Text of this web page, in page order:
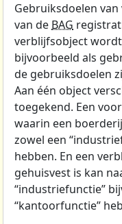
Gebruiksdoelen
van de BAG
verblijfsobject
bijvoorbeeld als
de gebruiksdoelen
Aan één object
toegekend. Een
waarin een
zowel een
hebben. En een
gehuisvest is kan
“industriefunctie”
“kantoorfunctie”